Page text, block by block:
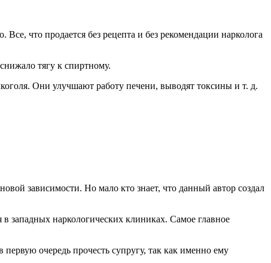
что продается без рецепта и без рекомендации нарколога
тягу к спиртному.
Они улучшают работу печени, выводят токсины и т. д.
зависимости. Но мало кто знает, что данный автор создал
западных наркологических клиниках. Самое главное
очередь прочесть супругу, так как именно ему